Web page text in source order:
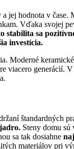
hodnota v
Vďaka svojej
stabilita sa
investícia.
Moderné
viacero
štandardných
Steny domu
sa tak dosiahne
materiálov pri